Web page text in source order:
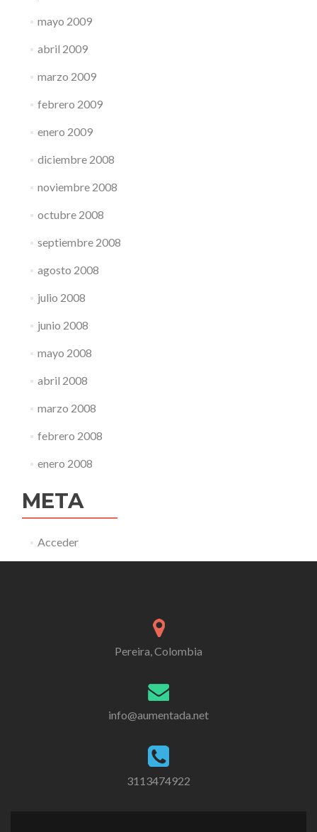
mayo 2009
abril 2009
marzo 2009
febrero 2009
enero 2009
diciembre 2008
noviembre 2008
octubre 2008
septiembre 2008
agosto 2008
julio 2008
junio 2008
mayo 2008
abril 2008
marzo 2008
febrero 2008
enero 2008
META
Acceder
Pereira, Colombia
info@aumentada.net
3113474922